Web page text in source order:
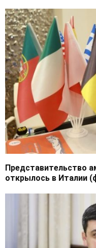
Представительство
открылось в Италии